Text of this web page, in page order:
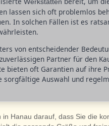
Werkstätten
lassen sich oft problemlos
In solchen Fällen ist es
von entscheidender
Partner für den
bieten oft Garantien auf ihre
sorgfältige Auswahl und
Hanau darauf, dass Sie die